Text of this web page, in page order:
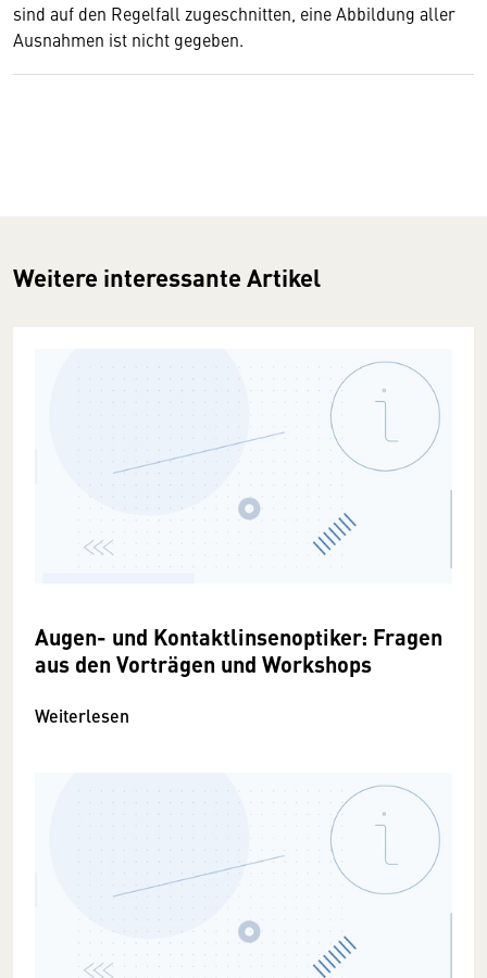
sind auf den Regelfall zugeschnitten, eine Abbildung aller
Ausnahmen ist nicht gegeben.
Weitere interessante Artikel
Augen- und Kontaktlinsenoptiker: Fragen
aus den Vorträgen und Workshops
Weiterlesen